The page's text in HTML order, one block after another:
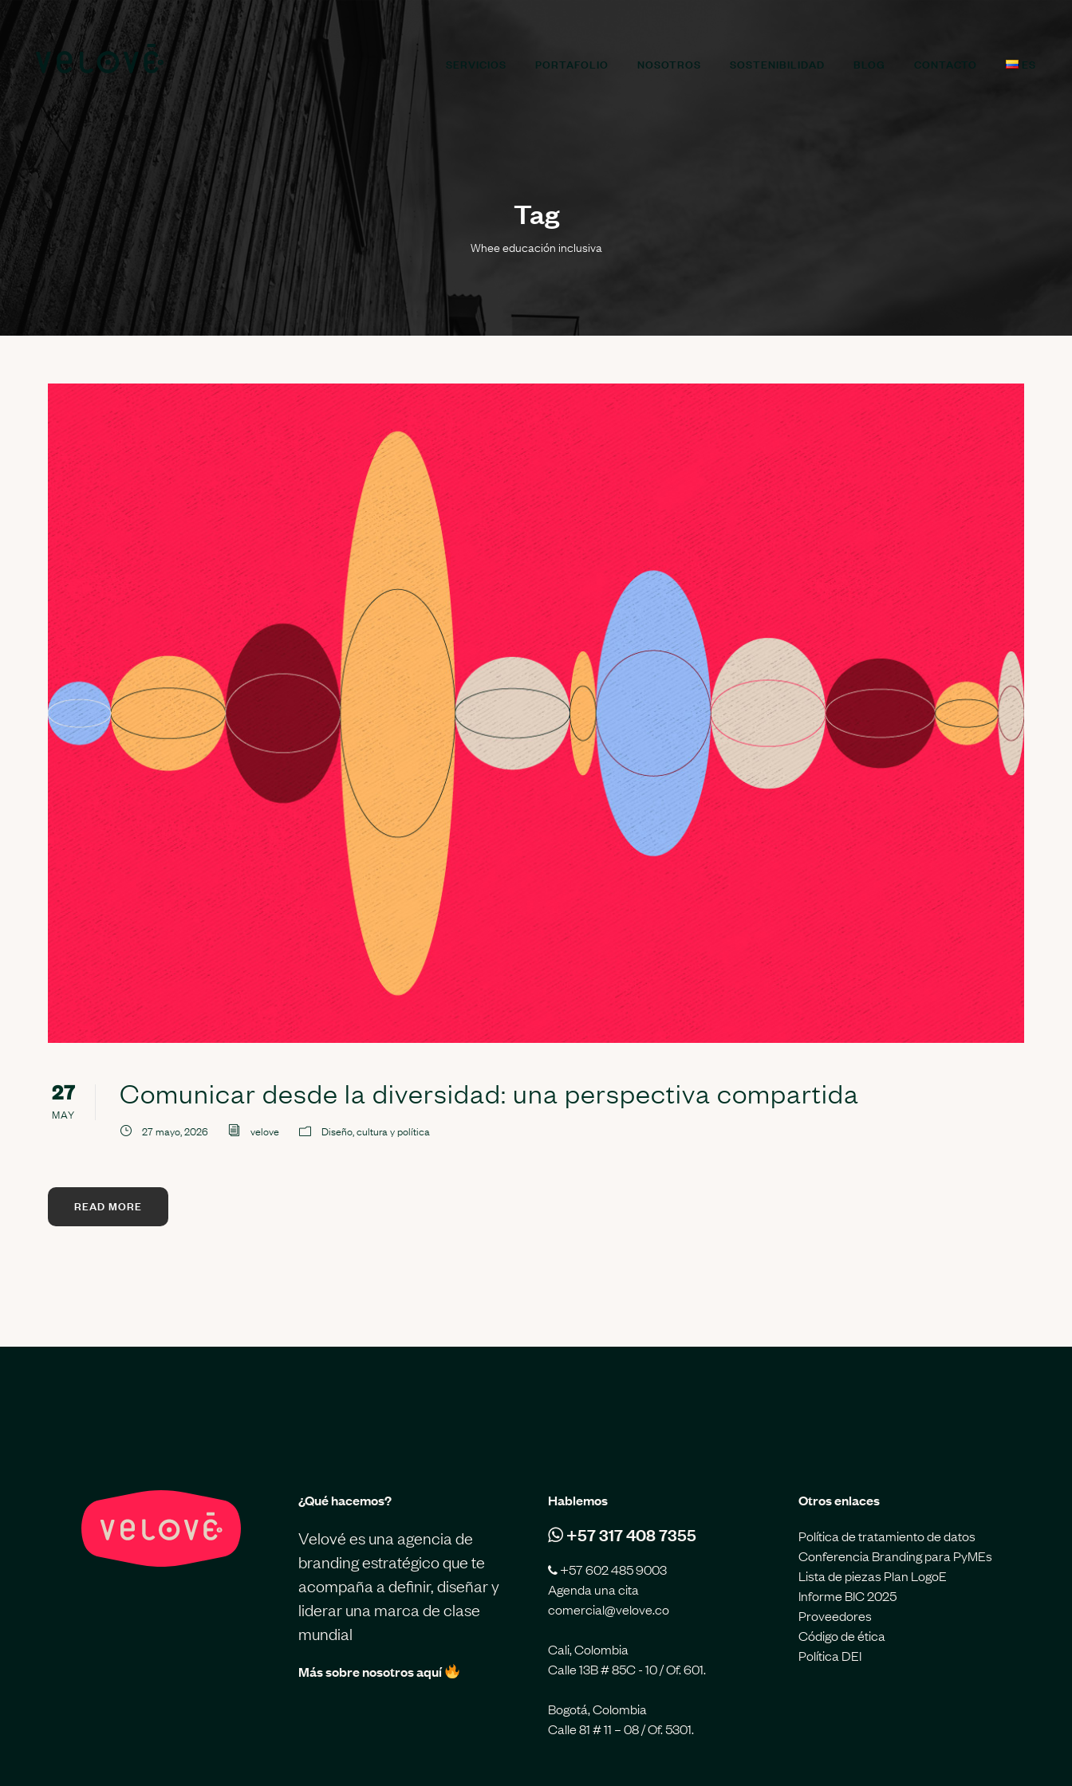
SERVICIOS PORTAFOLIO NOSOTROS SOSTENIBILIDAD BLOG CONTACTO ES
Tag
Whee educación inclusiva
27
MAY
Comunicar desde la diversidad: una perspectiva compartida
27 mayo, 2026 velove Diseño, cultura y política
READ MORE
¿Qué hacemos?
Velové es una agencia de
branding estratégico que te
acompaña a definir, diseñar y
liderar una marca de clase
mundial
Más sobre nosotros aquí
Hablemos
+57 317 408 7355
+57 602 485 9003
Agenda una cita
comercial@velove.co
Cali, Colombia
Calle 13B # 85C - 10 / Of. 601.
Bogotá, Colombia
Calle 81 # 11 – 08 / Of. 5301.
Otros enlaces
Política de tratamiento de datos
Conferencia Branding para PyMEs
Lista de piezas Plan LogoE
Informe BIC 2025
Proveedores
Código de ética
Política DEI